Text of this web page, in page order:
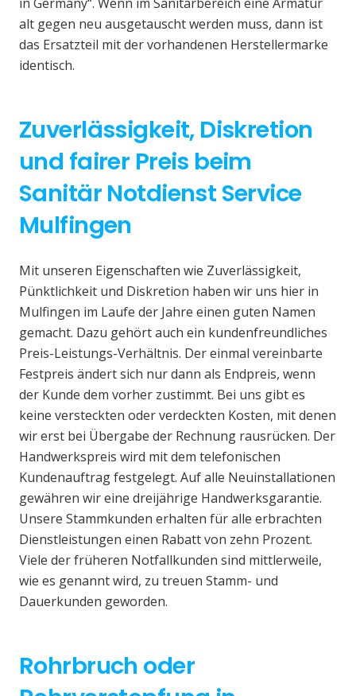
alt gegen neu ausgetauscht werden muss, dann ist
das Ersatzteil mit der vorhandenen Herstellermarke
identisch.
Zuverlässigkeit, Diskretion
und fairer Preis beim
Sanitär Notdienst Service
Mulfingen
Mit unseren Eigenschaften wie Zuverlässigkeit,
Pünktlichkeit und Diskretion haben wir uns hier in
Mulfingen im Laufe der Jahre einen guten Namen
gemacht. Dazu gehört auch ein kundenfreundliches
Preis-Leistungs-Verhältnis. Der einmal vereinbarte
Festpreis ändert sich nur dann als Endpreis, wenn
der Kunde dem vorher zustimmt. Bei uns gibt es
keine versteckten oder verdeckten Kosten, mit denen
wir erst bei Übergabe der Rechnung rausrücken. Der
Handwerkspreis wird mit dem telefonischen
Kundenauftrag festgelegt. Auf alle Neuinstallationen
gewähren wir eine dreijährige Handwerksgarantie.
Unsere Stammkunden erhalten für alle erbrachten
Dienstleistungen einen Rabatt von zehn Prozent.
Viele der früheren Notfallkunden sind mittlerweile,
wie es genannt wird, zu treuen Stamm- und
Dauerkunden geworden.
Rohrbruch oder